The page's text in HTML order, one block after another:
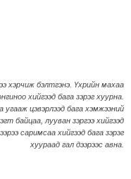
хэрчиж бэлтгэнэ. Үхрийн махаа
хийгээд бага зэрэг хуурна.
угааж цэвэрлээд бага хэмжээний
байцаа, лууван зэргээ хийгээд
саримсаа хийгээд бага зэрэг
хуураад гал дээрээс авна.